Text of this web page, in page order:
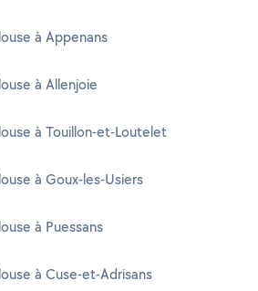
à Appenans
à Allenjoie
à Touillon-et-Loutelet
à Goux-les-Usiers
à Puessans
à Cuse-et-Adrisans